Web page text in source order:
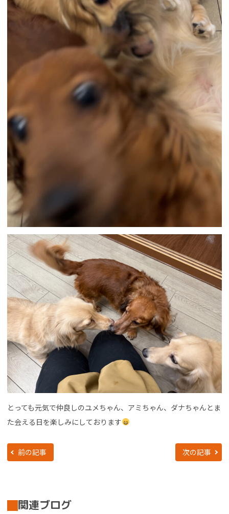
とっても元気で仲良しのユメちゃん、アミちゃん、ダナちゃんとま
た会える日を楽しみにしております
前の記事 次の記事
関連ブログ